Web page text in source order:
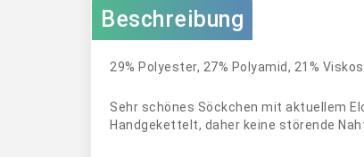
Beschreibung
29% Polyester, 27% Polyamid, 21%
Sehr schönes Söckchen mit aktuellem
Handgekettelt, daher keine störende